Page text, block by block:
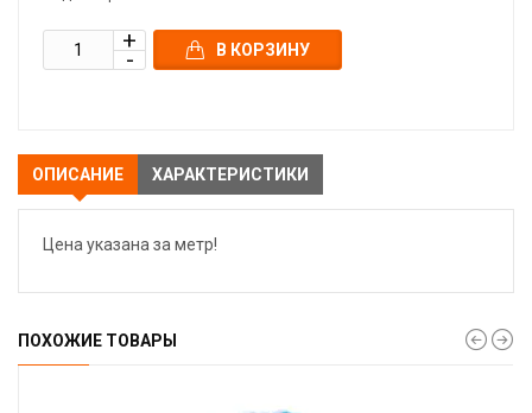
В КОРЗИНУ
ОПИСАНИЕ ХАРАКТЕРИСТИКИ
Цена указана за метр!
ПОХОЖИЕ ТОВАРЫ